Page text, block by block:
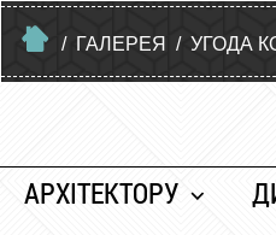
/ ГАЛЕРЕЯ / УГОДА
АРХІТЕКТОРУ